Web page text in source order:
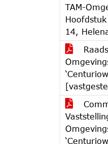
TAM-
14,